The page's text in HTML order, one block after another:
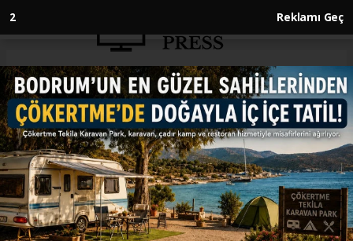
1 Reklamı Geç
Anasayfa GÜNDEM
Bodrum’dan Dünyaya Umut
Yolculuğu: Mustafa Aycı’dan
Savaş Mağduru Hayvanlara
Destek
GÜNDEM
10.11.2025 - 12:07, Güncelleme: 10.11.2025 - 12:07